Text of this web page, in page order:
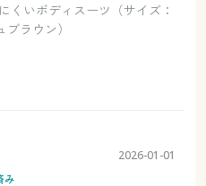
いボディスーツ（サイズ：
ラウン）
み
2026-01-01